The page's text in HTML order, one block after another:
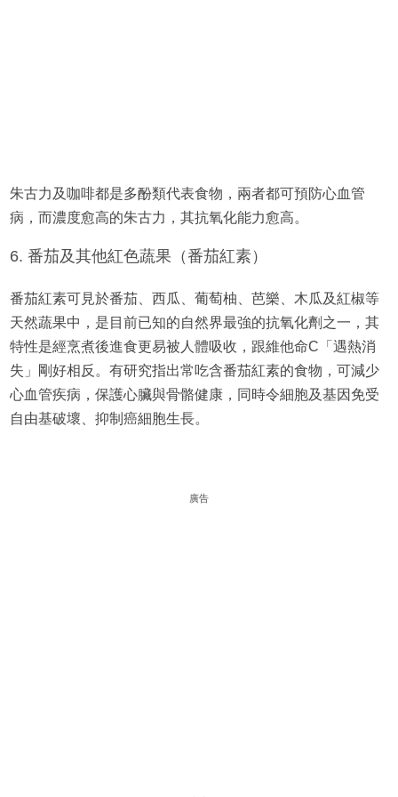
朱古力及咖啡都是多酚類代表食物，兩者都可預防心血管
病，而濃度愈高的朱古力，其抗氧化能力愈高。
6. 番茄及其他紅色蔬果（番茄紅素）
番茄紅素可見於番茄、西瓜、葡萄柚、芭樂、木瓜及紅椒等
天然蔬果中，是目前已知的自然界最強的抗氧化劑之一，其
特性是經烹煮後進食更易被人體吸收，跟維他命C「遇熱消
失」剛好相反。有研究指出常吃含番茄紅素的食物，可減少
心血管疾病，保護心臟與骨骼健康，同時令細胞及基因免受
自由基破壞、抑制癌細胞生長。
廣告